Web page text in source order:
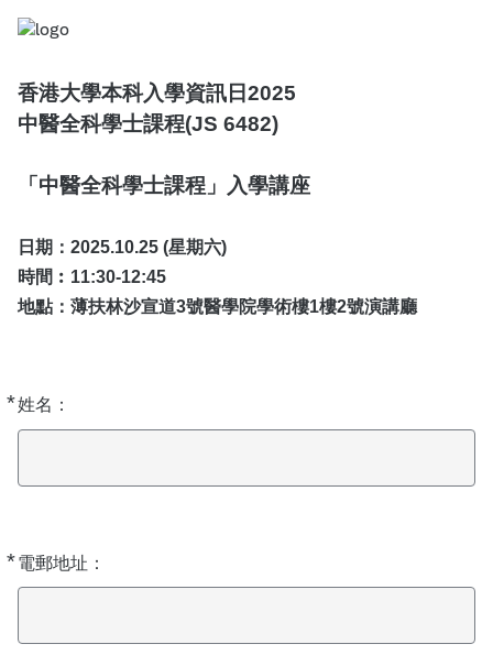
香港大學本科入學資訊日2025
中醫全科學士課程(JS 6482)
「中醫全科學士課程」入學講座
日期：2025.10.25 (星期六)
時間︰11:30-12:45
地點：薄扶林沙宣道3號醫學院學術樓1樓2號演講廳
*姓名：
Required
*電郵地址：
Required